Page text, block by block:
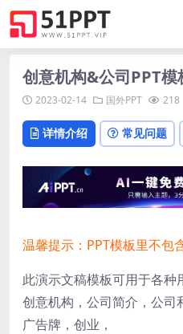
创意机构&公司PPT模
2023-02-14 国外PPT 218
详情介绍 常见问题
温馨提示：PPT模板里不包
此演示文稿模板可用于各种
创意机构，公司简介，公司
广告牌，创业，